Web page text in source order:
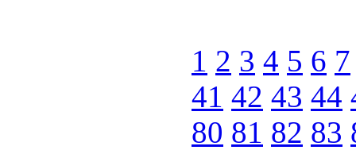
1 2 3 4 5 6 7
41 42 43 44
80 81 82 83